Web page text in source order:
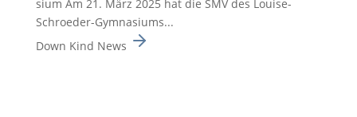
sium Am 21. März 2025 hat die SMV des Louise-
Schroeder-Gymna­siums...
Down Kind News